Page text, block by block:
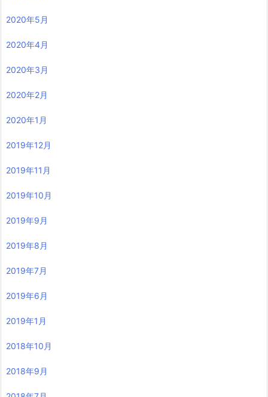
2020年5月
2020年4月
2020年3月
2020年2月
2020年1月
2019年12月
2019年11月
2019年10月
2019年9月
2019年8月
2019年7月
2019年6月
2019年1月
2018年10月
2018年9月